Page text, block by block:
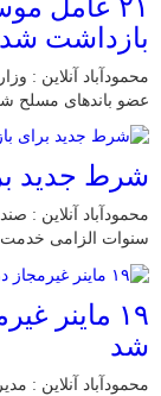
بازداشت
عضو باند‌های مسلح
شرط جدید
محمودآباد آنلاین :
سنوات الزامی خدمت
۱۹ ماینر
شد
محمودآباد آنلاین :